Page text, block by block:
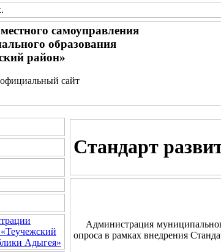
.
самоуправления
образования
район»
сайт
Адыгея»
Стандарт
Администрация
опроса в рамках внедрения